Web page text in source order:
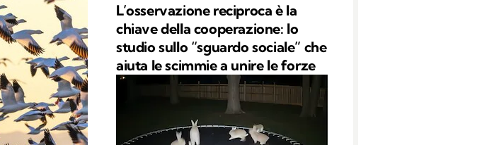
L’osservazione reciproca è la
chiave della cooperazione: lo
studio sullo “sguardo sociale” che
aiuta le scimmie a unire le forze